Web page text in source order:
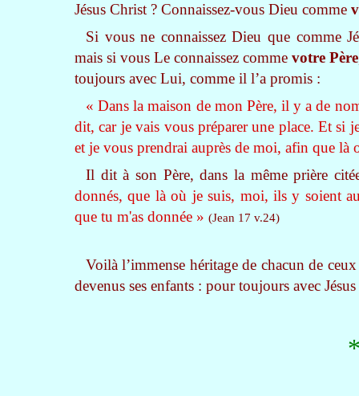
Jésus Christ ? Connaissez-vous Dieu comme
Si vous ne connaissez Dieu que comme
mais si vous Le connaissez comme votre Père
toujours avec Lui, comme il l’a promis :
« Dans la maison de mon Père, il y a de
dit, car je vais vous préparer une place. Et si
et je vous prendrai auprès de moi, afin que là
Il dit à son Père, dans la même prière
donnés, que là où je suis, moi, ils y soient
que tu m'as donnée » (Jean 17 v.24)
Voilà l’immense héritage de chacun de
devenus ses enfants : pour toujours avec